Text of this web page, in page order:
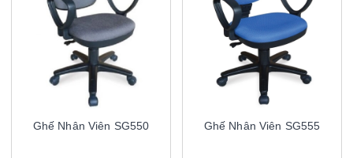
Ghế Nhân Viên SG550 Ghế Nhân Viên SG555